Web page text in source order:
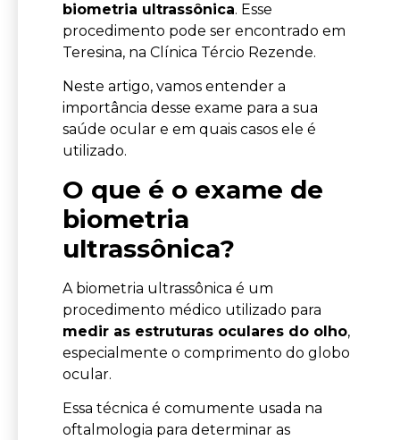
biometria ultrassônica. Esse
procedimento pode ser encontrado em
Teresina, na Clínica Tércio Rezende.
Neste artigo, vamos entender a
importância desse exame para a sua
saúde ocular e em quais casos ele é
utilizado.
O que é o exame de
biometria
ultrassônica?
A biometria ultrassônica é um
procedimento médico utilizado para
medir as estruturas oculares do olho,
especialmente o comprimento do globo
ocular.
Essa técnica é comumente usada na
oftalmologia para determinar as